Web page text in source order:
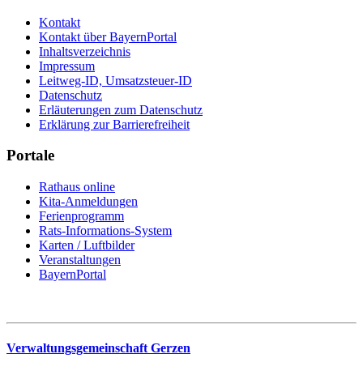
Kontakt
Kontakt über BayernPortal
Inhaltsverzeichnis
Impressum
Leitweg-ID, Umsatzsteuer-ID
Datenschutz
Erläuterungen zum Datenschutz
Erklärung zur Barrierefreiheit
Portale
Rathaus online
Kita-Anmeldungen
Ferienprogramm
Rats-Informations-System
Karten / Luftbilder
Veranstaltungen
BayernPortal
Verwaltungsgemeinschaft Gerzen